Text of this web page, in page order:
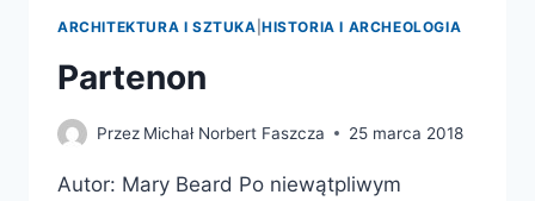
ARCHITEKTURA I SZTUKA |HISTORIA I ARCHEOLOGIA
Partenon
Przez Michał Norbert Faszcza 25 marca 2018
Autor: Mary Beard Po niewątpliwym